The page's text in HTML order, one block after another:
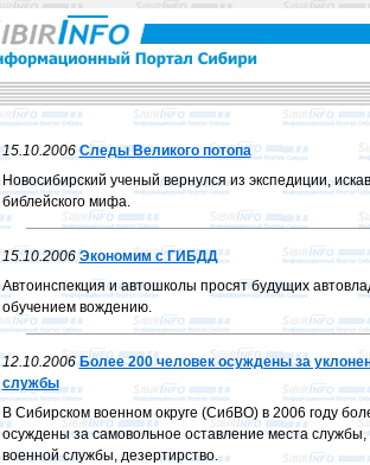
15.10.2006 Следы Великого потопа
Новосибирский ученый вернулся из экспедиции,
библейского мифа.
15.10.2006 Экономим с ГИБДД
Автоинспекция и автошколы просят будущих
обучением вождению.
12.10.2006 Более 200 человек осуждены за
службы
В Сибирском военном округе (СибВО) в 2006 году
осуждены за самовольное оставление места службы,
военной службы, дезертирство.